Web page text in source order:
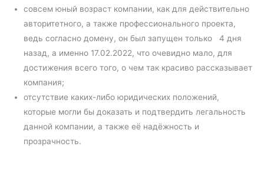
совсем юный возраст компании, как для действительно
авторитетного, а также профессионального проекта,
ведь согласно домену, он был запущен только 4 дня
назад, а именно 17.02.2022, что очевидно мало, для
достижения всего того, о чем так красиво рассказывает
компания;
отсутствие каких-либо юридических положений,
которые могли бы доказать и подтвердить легальность
данной компании, а также её надёжность и
прозрачность.